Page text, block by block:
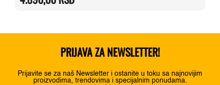
5.750,00 RSD.
PRIJAVA ZA NEWSLETTER!
Prijavite se za naš Newsletter i ostanite u toku sa najnovijim
proizvodima, trendovima i specijalnim ponudama.